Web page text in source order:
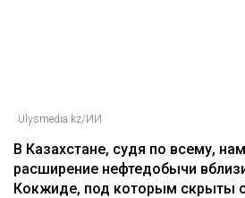
Ulysmedia.kz/ИИ
В Казахстане, судя по всему,
расширение нефтедобычи
Кокжиде, под которым скрыты